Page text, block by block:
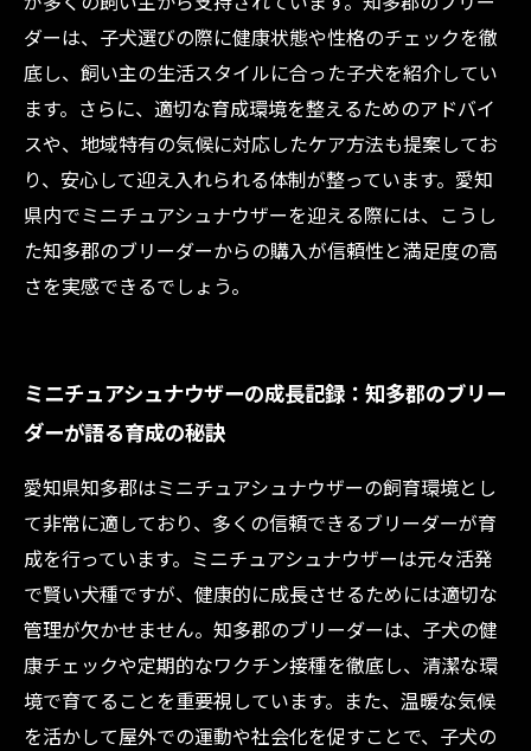
ダーは、子犬選びの際に健康状態や性格のチェックを徹
底し、飼い主の生活スタイルに合った子犬を紹介してい
ます。さらに、適切な育成環境を整えるためのアドバイ
スや、地域特有の気候に対応したケア方法も提案してお
り、安心して迎え入れられる体制が整っています。愛知
県内でミニチュアシュナウザーを迎える際には、こうし
た知多郡のブリーダーからの購入が信頼性と満足度の高
さを実感できるでしょう。
ミニチュアシュナウザーの成長記録：知多郡のブリー
ダーが語る育成の秘訣
愛知県知多郡はミニチュアシュナウザーの飼育環境とし
て非常に適しており、多くの信頼できるブリーダーが育
成を行っています。ミニチュアシュナウザーは元々活発
で賢い犬種ですが、健康的に成長させるためには適切な
管理が欠かせません。知多郡のブリーダーは、子犬の健
康チェックや定期的なワクチン接種を徹底し、清潔な環
境で育てることを重要視しています。また、温暖な気候
を活かして屋外での運動や社会化を促すことで、子犬の